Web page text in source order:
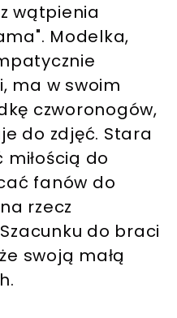
wątpienia
Modelka,
ma w swoim
czworonogów,
do zdjęć. Stara
do
fanów do
rzecz
do braci
swoją małą